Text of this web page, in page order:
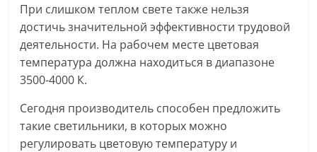
При слишком теплом свете также нельзя
достичь значительной эффективности трудовой
деятельности. На рабочем месте цветовая
температура должна находиться в диапазоне
3500-4000 К.
Сегодня производитель способен предложить
такие светильники, в которых можно
регулировать цветовую температуру и